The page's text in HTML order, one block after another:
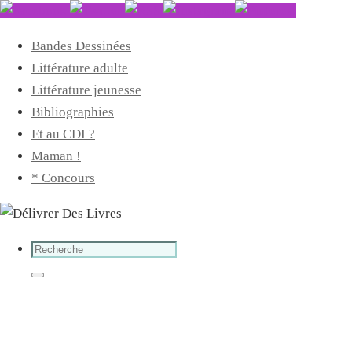
Bandes Dessinées
Littérature adulte
Littérature jeunesse
Bibliographies
Et au CDI ?
Maman !
* Concours
Search
for:
Search